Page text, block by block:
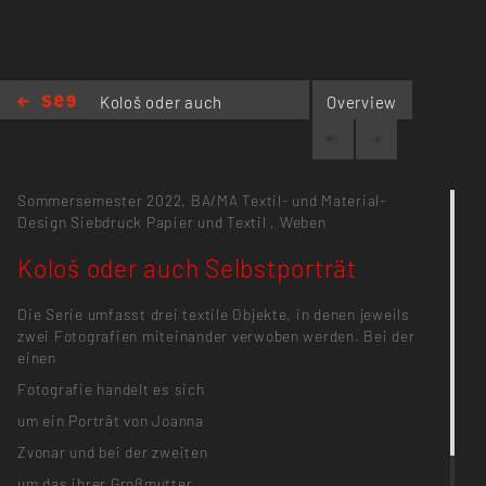
Kološ oder auch
Overview
Sommersemester 2022, BA/MA Textil- und Material-
Design Siebdruck Papier und Textil , Weben
Kološ oder auch Selbstporträt
Die Serie umfasst drei textile Objekte, in denen jeweils
zwei Fotografien miteinander verwoben werden. Bei der
einen
Fotografie handelt es sich
um ein Porträt von Joanna
Zvonar und bei der zweiten